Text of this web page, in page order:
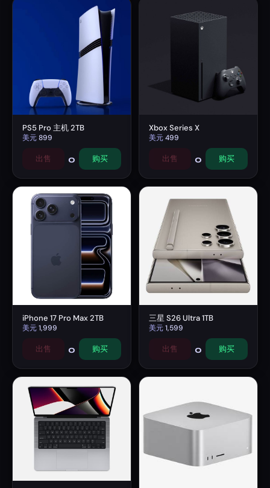
PS5 Pro 主机 2TB
美元899
出售 0 购买
Xbox Series X
美元499
出售 0 购买
iPhone 17 Pro Max 2TB
美元1,999
出售 0 购买
三星 S26 Ultra 1TB
美元1,599
出售 0 购买